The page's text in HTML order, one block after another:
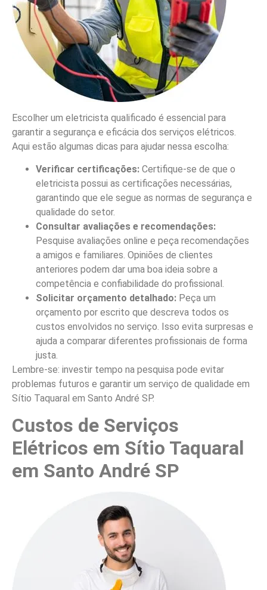
Escolher um eletricista qualificado é essencial para
garantir a segurança e eficácia dos serviços elétricos.
Aqui estão algumas dicas para ajudar nessa escolha:
Verificar certificações: Certifique-se de que o
eletricista possui as certificações necessárias,
garantindo que ele segue as normas de segurança e
qualidade do setor.
Consultar avaliações e recomendações:
Pesquise avaliações online e peça recomendações
a amigos e familiares. Opiniões de clientes
anteriores podem dar uma boa ideia sobre a
competência e confiabilidade do profissional.
Solicitar orçamento detalhado: Peça um
orçamento por escrito que descreva todos os
custos envolvidos no serviço. Isso evita surpresas e
ajuda a comparar diferentes profissionais de forma
justa.
Lembre-se: investir tempo na pesquisa pode evitar
problemas futuros e garantir um serviço de qualidade em
Sítio Taquaral em Santo André SP.
Custos de Serviços
Elétricos em Sítio Taquaral
em Santo André SP